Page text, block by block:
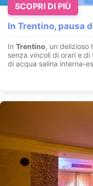
In Trentino, pausa
In Trentino, un delizioso
senza vincoli di orari e di
di acqua salina interna-
SCOPRI DI PIÙ